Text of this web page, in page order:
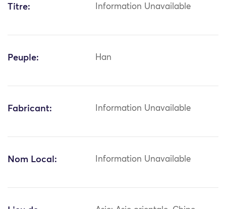
Titre: Information Unavailable
Peuple: Han
Fabricant: Information Unavailable
Nom Local: Information Unavailable